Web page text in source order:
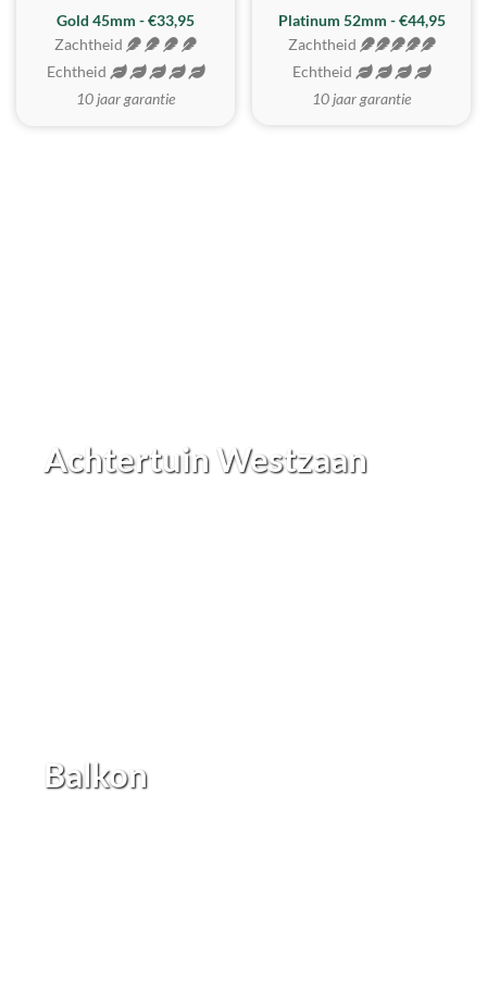
REALISTISCH
Gold 45mm - €33,95
Zachtheid
Echtheid
10 jaar garantie
ZACHTSTE
Platinum 52mm - €44,95
Zachtheid
Echtheid
10 jaar garantie
Achtertuin Westzaan
Balkon